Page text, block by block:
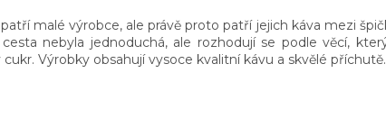
malé výrobce, ale právě proto patří jejich káva mezi
nebyla jednoduchá, ale rozhodují se podle věcí,
cukr. Výrobky obsahují vysoce kvalitní kávu a skvělé příchutě.